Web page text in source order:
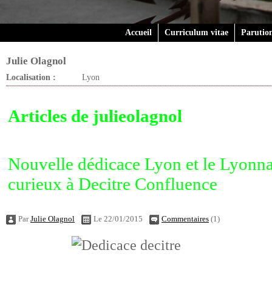
Accueil Curriculum vitae
Julie Olagnol
Localisation : Lyon
Articles de julieolagnol
Nouvelle dédicace Lyon et le
curieux à Decitre Confluence
ParJulie Olagnol Le 22/01/2015 Commentaires (1)